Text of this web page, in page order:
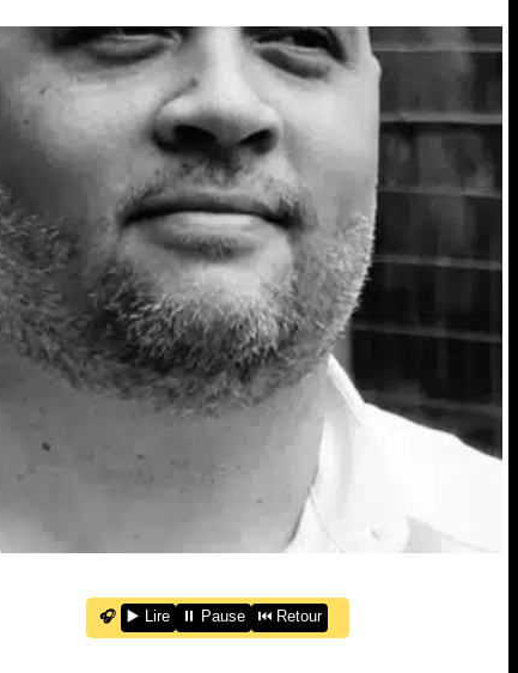
🎧 ▶️ Lire ⏸️ Pause ⏮️ Retour